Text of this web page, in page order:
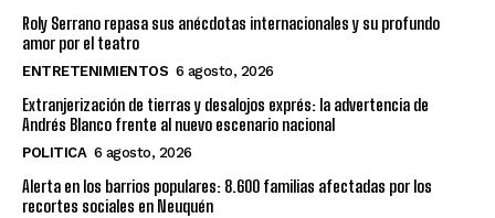
Roly Serrano repasa sus anécdotas internacionales y su profundo
amor por el teatro
ENTRETENIMIENTOS 6 agosto, 2026
Extranjerización de tierras y desalojos exprés: la advertencia de
Andrés Blanco frente al nuevo escenario nacional
POLITICA 6 agosto, 2026
Alerta en los barrios populares: 8.600 familias afectadas por los
recortes sociales en Neuquén